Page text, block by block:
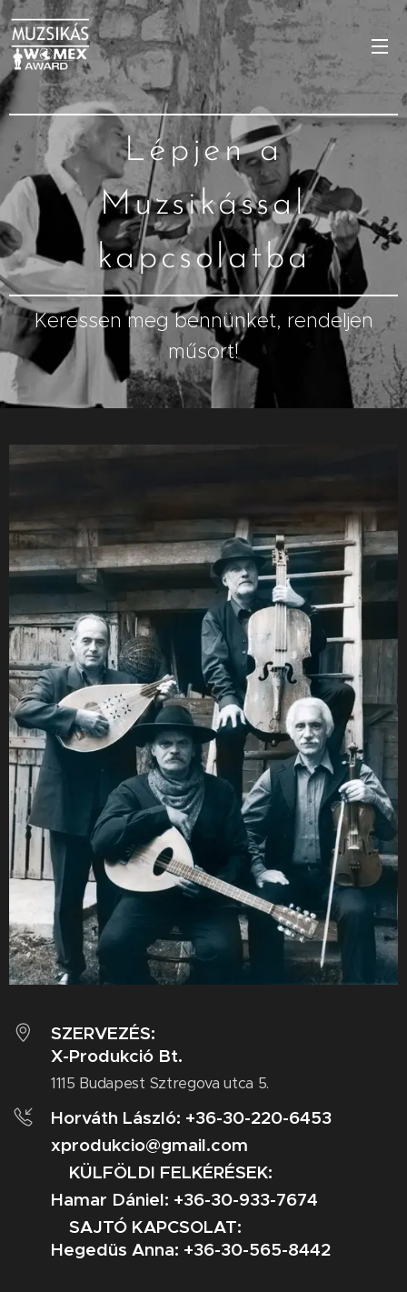
Lépjen a
Muzsikással
kapcsolatba
Keressen meg bennünket, rendeljen
műsort!
SZERVEZÉS:
X-Produkció Bt.
1115 Budapest Sztregova utca 5.
Horváth László: +36-30-220-6453
xprodukcio@gmail.com
KÜLFÖLDI FELKÉRÉSEK:
Hamar Dániel: +36-30-933-7674
SAJTÓ KAPCSOLAT:
Hegedüs Anna: +36-30-565-8442